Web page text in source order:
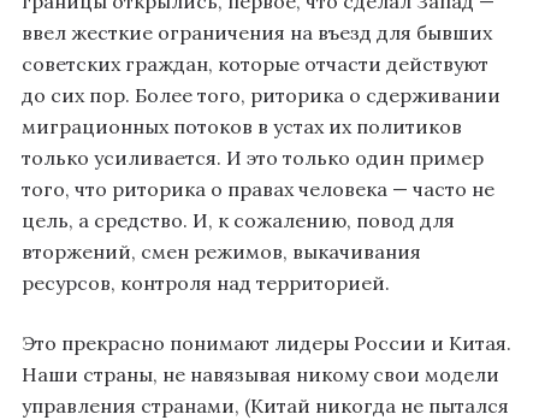
ввел жесткие ограничения на въезд для бывших
советских граждан, которые отчасти действуют
до сих пор. Более того, риторика о сдерживании
миграционных потоков в устах их политиков
только усиливается. И это только один пример
того, что риторика о правах человека — часто не
цель, а средство. И, к сожалению, повод для
вторжений, смен режимов, выкачивания
ресурсов, контроля над территорией.
Это прекрасно понимают лидеры России и Китая.
Наши страны, не навязывая никому свои модели
управления странами, (Китай никогда не пытался